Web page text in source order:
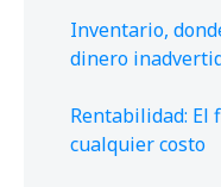
Inventario,
dinero
Rentabilidad: El
cualquier costo